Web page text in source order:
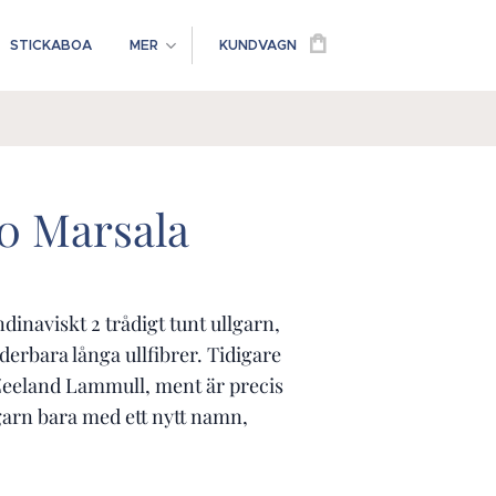
STICKABOA MER KUNDVAGN
Marsala
2 trådigt tunt ullgarn,
långa ullfibrer. Tidigare
Lammull, ment är precis
bara med ett nytt namn,